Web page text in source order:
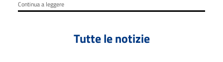
Continua a leggere
Tutte le notizie